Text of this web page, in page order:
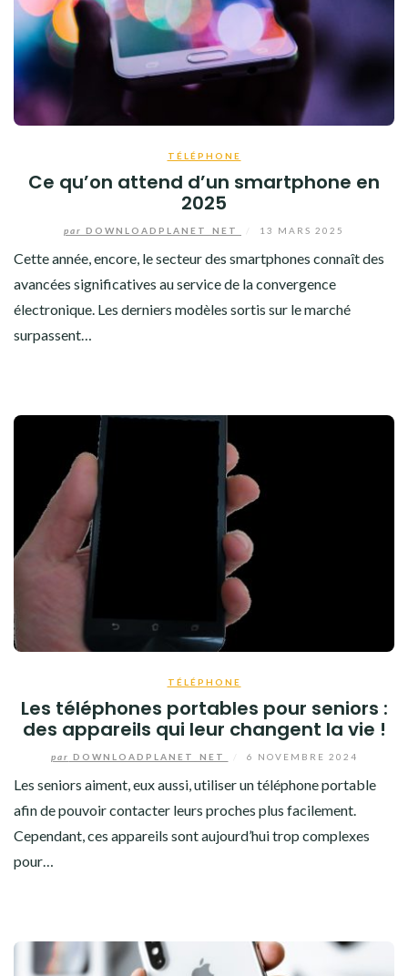
TÉLÉPHONE
Ce qu’on attend d’un smartphone en
2025
par DOWNLOADPLANET_NET 13 MARS 2025
Cette année, encore, le secteur des smartphones connaît des
avancées significatives au service de la convergence
électronique. Les derniers modèles sortis sur le marché
surpassent…
TÉLÉPHONE
Les téléphones portables pour seniors :
des appareils qui leur changent la vie !
par DOWNLOADPLANET_NET 6 NOVEMBRE 2024
Les seniors aiment, eux aussi, utiliser un téléphone portable
afin de pouvoir contacter leurs proches plus facilement.
Cependant, ces appareils sont aujourd’hui trop complexes
pour…